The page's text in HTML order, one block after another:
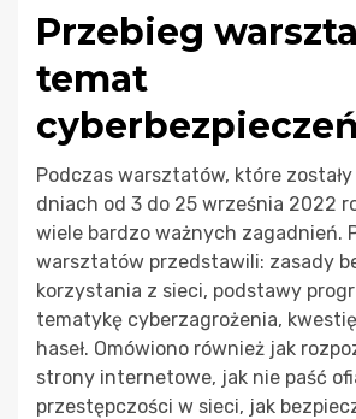
Przebieg
temat
Podczas warsztatów, które
dniach od 3 do 25 września 2022
wiele bardzo ważnych zagadnień.
warsztatów przedstawili: zasady
korzystania z sieci, podstawy
tematykę cyberzagrożenia,
haseł. Omówiono również jak
strony internetowe, jak nie paść
przestępczości w sieci, jak